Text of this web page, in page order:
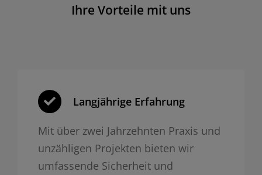
Ihre Vorteile mit uns
Langjährige Erfahrung
Mit über zwei Jahrzehnten Praxis und
unzähligen Projekten bieten wir
umfassende Sicherheit und